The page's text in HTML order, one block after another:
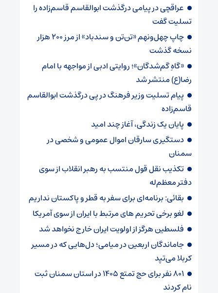
عراقچی در پیامی درگذشت ابوالقاسم قاسم‌زاده را
تسلیت گفت
چاپ چهل‌ونهم «تن‌تن و سندباد» از مرز ۲۰۰ هزار
نسخه گذشت
«گاهِ گم‌شدگان»؛ روایتی ادبی از مواجهه با امام
رضا(ع) منتشر شد
پیام تسلیت وزیر فرهنگ در پی درگذشت ابوالقاسم
قاسم‌زاده
پایان یک زندگی، آغاز چند امید
دستگیری سارقان اموال عمومی و شخصی در
سمنان
تکذیب نقل قول منتسب به رهبر انقلاب از سوی
دفتر معظم‌له
بقائی: برنامه‌ای برای سفر به قطر و پاکستان نداریم
لغو برخی تحریم های مرتبط با ایران از سوی آمریکا
فلسطین هرگز از اولویت ایران خارج نخواهد شد
جاماندگان اربعین در میامی؛ دل‌هایی که در مسیر
کربلا می‌تپد
۸۰۱ نفر برای حج تمتع ۱۴۰۵ در استان سمنان ثبت
نام کردند